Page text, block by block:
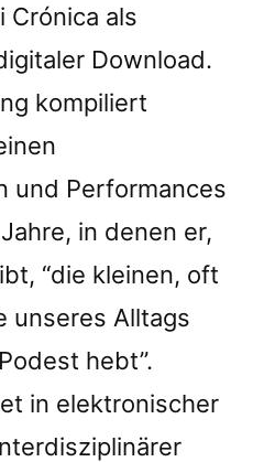
Crónica als
Download.
kompiliert
und Performances
in denen er,
“die kleinen, oft
unseres Alltags
hebt”.
in elektronischer